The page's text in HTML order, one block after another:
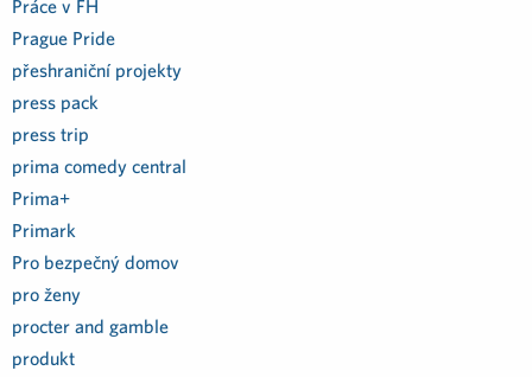
Práce v FH
Prague Pride
přeshraniční projekty
press pack
press trip
prima comedy central
Prima+
Primark
Pro bezpečný domov
pro ženy
procter and gamble
produkt